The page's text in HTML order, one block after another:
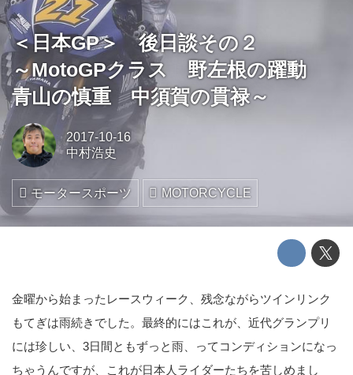
＜日本GP＞ 後日談その２
～MotoGPクラス 野左根の躍動
青山の慎重 中須賀の貫禄～
2017-10-16
中村浩史
モータースポーツ MOTORCYCLE
金曜から始まったレースウィーク、残念ながらツインリンク
もてぎは雨続きでした。最終的にはこれが、近代グランプリ
には珍しい、3日間ともずっと雨、ってコンディションになっ
ちゃうんですが、これが日本人ライダーたちを苦しめまし